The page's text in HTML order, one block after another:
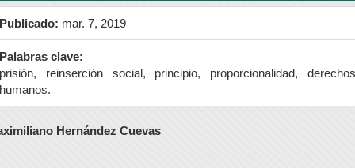
Publicado: mar. 7, 2019
Palabras clave:
prisión, reinserción social, principio, proporcionalidad, derechos
humanos.
Hernández Cuevas